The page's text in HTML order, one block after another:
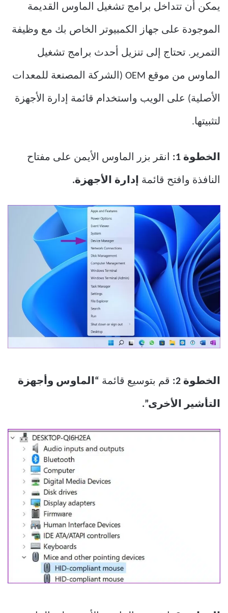
يمكن أن تتداخل برامج تشغيل الماوس القديمة
الموجودة على جهاز الكمبيوتر الخاص بك مع وظيفة
التمرير. تحتاج إلى تنزيل أحدث برامج تشغيل
الماوس من موقع OEM (الشركة المصنعة للمعدات
الأصلية) على الويب واستخدام قائمة إدارة الأجهزة
لتثبيتها.
الخطوة 1: انقر بزر الماوس الأيمن على مفتاح
النافذة وافتح قائمة إدارة الأجهزة.
الخطوة 2: قم بتوسيع قائمة “الماوس وأجهزة
التأشير الأخرى”.